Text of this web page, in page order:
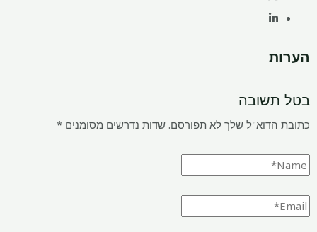
הערות
בטל תשובה
כתובת הדוא"ל שלך לא תפורסם. שדות נדרשים מסומנים *